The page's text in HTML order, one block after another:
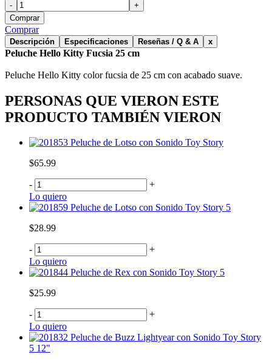
-
+
Comprar
Comprar
Descripción Especificaciones Reseñas / Q & A x
Peluche Hello Kitty Fucsia 25 cm
Peluche Hello Kitty color fucsia de 25 cm con acabado suave.
PERSONAS QUE VIERON ESTE
PRODUCTO TAMBIÉN VIERON
Peluche de Lotso con Sonido Toy Story
$65.99
-
+
Lo quiero
Peluche de Lotso con Sonido Toy Story 5
$28.99
-
+
Lo quiero
Peluche de Rex con Sonido Toy Story 5
$25.99
-
+
Lo quiero
Peluche de Buzz Lightyear con Sonido Toy Story
5 12"